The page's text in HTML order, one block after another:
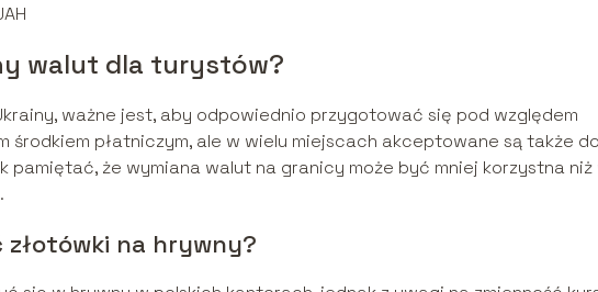
walut dla turystów?
ważne jest, aby odpowiednio przygotować się pod względem
środkiem płatniczym, ale w wielu miejscach akceptowane są także
pamiętać, że wymiana walut na granicy może być mniej korzystna niż
złotówki na hrywny?